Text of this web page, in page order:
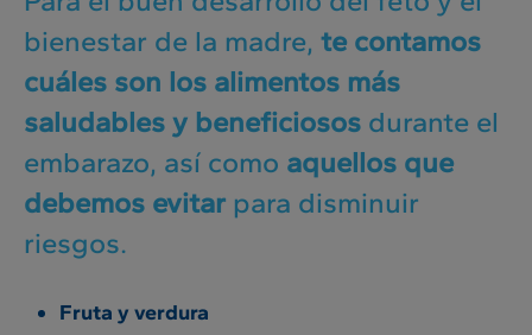
bienestar de la madre, te contamos
cuáles son los alimentos más
saludables y beneficiosos durante el
embarazo, así como aquellos que
debemos evitar para disminuir
riesgos.
Fruta y verdura